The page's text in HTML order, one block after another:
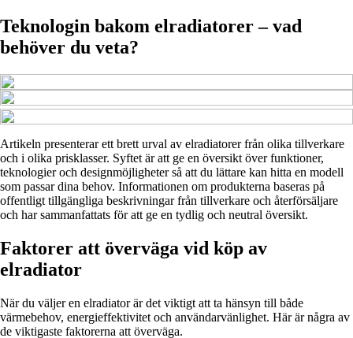
Teknologin bakom elradiatorer – vad
behöver du veta?
Artikeln presenterar ett brett urval av elradiatorer från olika tillverkare
och i olika prisklasser. Syftet är att ge en översikt över funktioner,
teknologier och designmöjligheter så att du lättare kan hitta en modell
som passar dina behov. Informationen om produkterna baseras på
offentligt tillgängliga beskrivningar från tillverkare och återförsäljare
och har sammanfattats för att ge en tydlig och neutral översikt.
Faktorer att överväga vid köp av
elradiator
När du väljer en elradiator är det viktigt att ta hänsyn till både
värmebehov, energieffektivitet och användarvänlighet. Här är några av
de viktigaste faktorerna att överväga.